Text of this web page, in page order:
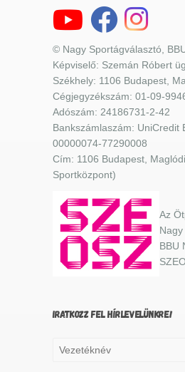
© Nagy Sportágválasztó,
Képviselő: Szemán Róbert
Székhely: 1106 Budapest,
Cégjegyzékszám: 01-09-
Adószám: 24186731-2-42
Bankszámlaszám: UniCredit
00000074-77290008
Cím: 1106 Budapest,
Sportközpont)
Az
Nagy
BBU
IRATKOZZ FEL HÍRLEVELÜNKRE!